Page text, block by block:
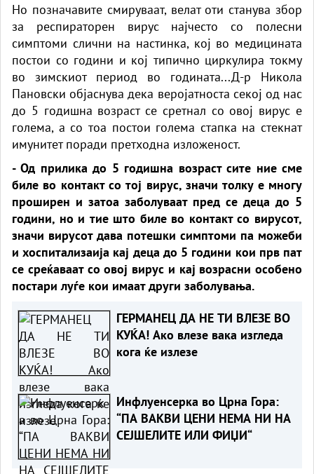
Но позначавите смируваат, велат оти станува збор
за респираторен вирус најчесто со полесни
симптоми слични на настинка, кој во медицината
постои со години и кој типично циркулира токму
во зимскиот период во годината...Д-р Никола
Пановски објаснува дека веројатноста секој од нас
до 5 годишна возраст се сретнал со овој вирус е
голема, а со тоа постои голема стапка на стекнат
имунитет поради претходна изложеност.
- Од прилика до 5 годишна возраст сите ние сме
биле во контакт со тој вирус, значи толку е многу
проширен и затоа заболуваат пред се деца до 5
години, но и тие што биле во контакт со вирусот,
значи вирусот дава потешки симптоми па можеби
и хоспитализаија кај деца до 5 години кои прв пат
се среќаваат со овој вирус и кај возрасни особено
постари луѓе кои имаат други заболувања.
ГЕРМАНЕЦ ДА НЕ ТИ ВЛЕЗЕ ВО
КУЌА! Ако влезе вака изгледа
кога ќе излезе
Инфлуенсерка во Црна Гора:
“ПА ВАКВИ ЦЕНИ НЕМА НИ НА
СЕЈШЕЛИТЕ ИЛИ ФИЏИ“